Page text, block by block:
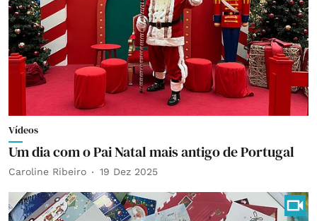
Vídeos
Um dia com o Pai Natal mais antigo de Portugal
Caroline Ribeiro 19 Dez 2025